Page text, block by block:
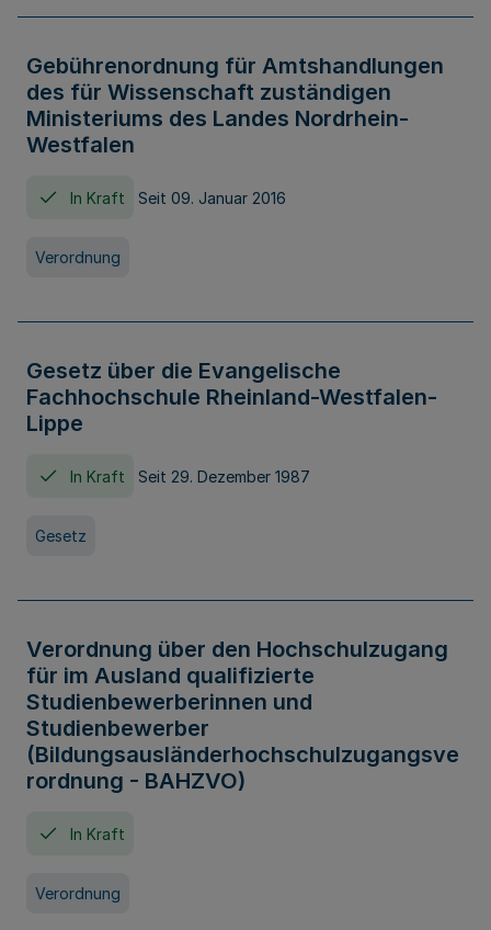
Gebührenordnung für Amtshandlungen
des für Wissenschaft zuständigen
Ministeriums des Landes Nordrhein-
Westfalen
In Kraft Seit 09. Januar 2016
Verordnung
Gesetz über die Evangelische
Fachhochschule Rheinland-Westfalen-
Lippe
In Kraft Seit 29. Dezember 1987
Gesetz
Verordnung über den Hochschulzugang
für im Ausland qualifizierte
Studienbewerberinnen und
Studienbewerber
(Bildungsausländerhochschulzugangsve
rordnung - BAHZVO)
In Kraft
Verordnung